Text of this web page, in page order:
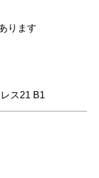
ります
ス21 B1